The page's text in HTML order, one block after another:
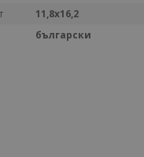
11,8x16,2
български